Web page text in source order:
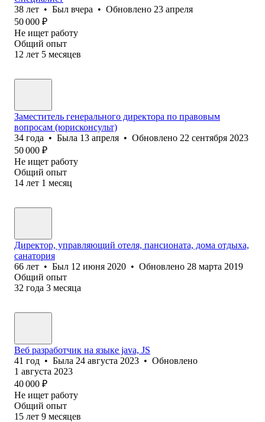
38 лет • Был вчера • Обновлено 23 апреля
50 000 ₽
Не ищет работу
Общий опыт
12 лет 5 месяцев
Заместитель генерального директора по правовым
вопросам (юрисконсульт)
34 года • Была 13 апреля • Обновлено 22 сентября 2023
50 000 ₽
Не ищет работу
Общий опыт
14 лет 1 месяц
Директор, управляющий отеля, пансионата, дома отдыха,
санатория
66 лет • Был 12 июня 2020 • Обновлено 28 марта 2019
Общий опыт
32 года 3 месяца
Веб разработчик на языке java, JS
41 год • Была 24 августа 2023 • Обновлено
1 августа 2023
40 000 ₽
Не ищет работу
Общий опыт
15 лет 9 месяцев